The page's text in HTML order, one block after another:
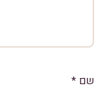
שם *